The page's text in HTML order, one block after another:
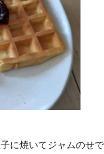
に焼いてジャムのせで